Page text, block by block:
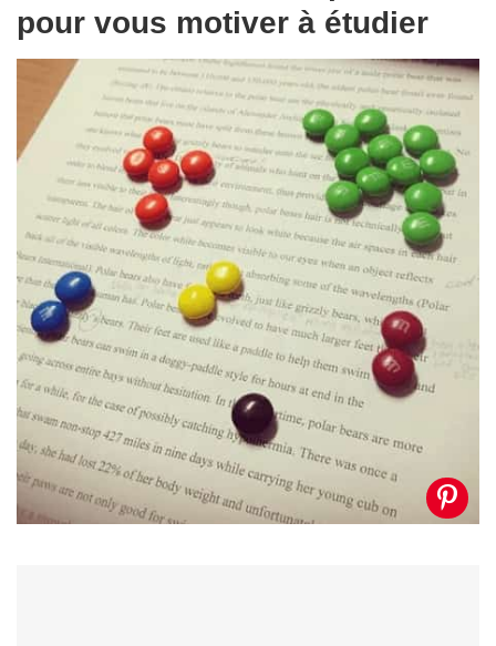
pour vous motiver à étudier